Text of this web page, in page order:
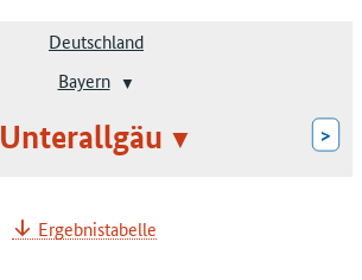
Deutschland
Bayern
Unterallgäu >
Ergebnistabelle